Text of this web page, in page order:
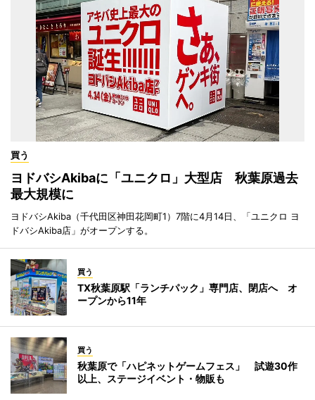
買う
ヨドバシAkibaに「ユニクロ」大型店 秋葉原過去
最大規模に
ヨドバシAkiba（千代田区神田花岡町1）7階に4月14日、「ユニクロ ヨ
ドバシAkiba店」がオープンする。
買う
TX秋葉原駅「ランチパック」専門店、閉店へ オ
ープンから11年
買う
秋葉原で「ハピネットゲームフェス」 試遊30作
以上、ステージイベント・物販も